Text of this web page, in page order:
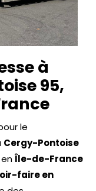
à
95,
le
Cergy-Pontoise
enÎle-de-France
faire en